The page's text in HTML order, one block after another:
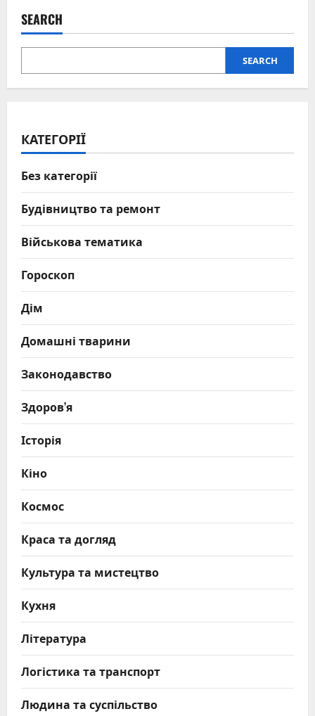
SEARCH
SEARCH
КАТЕГОРІЇ
Без категорії
Будівництво та ремонт
Військова тематика
Гороскоп
Дім
Домашні тварини
Законодавство
Здоров’я
Історія
Кіно
Космос
Краса та догляд
Культура та мистецтво
Кухня
Література
Логістика та транспорт
Людина та суспільство